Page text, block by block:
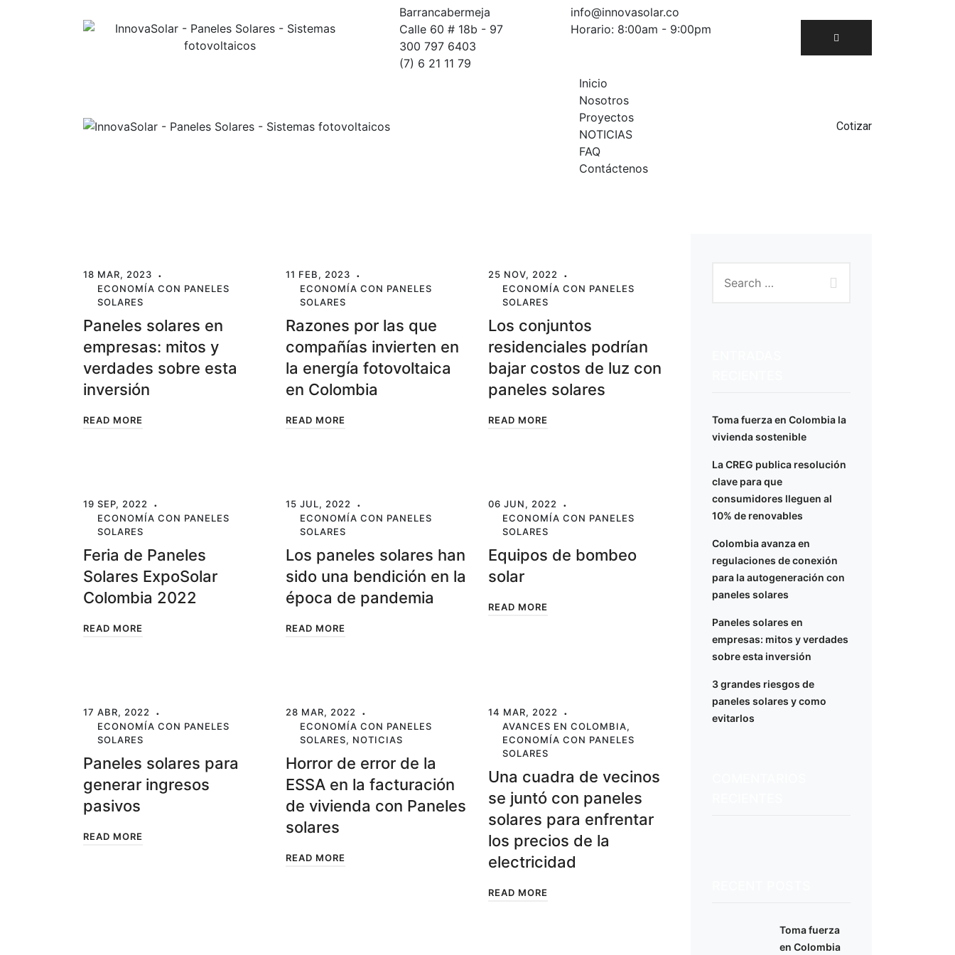
Barrancabermeja
Calle 60 # 18b - 97
info@innovasolar.co
Horario: 8:00am - 9:00pm
300 797 6403
(7) 6 21 11 79
Inicio
Nosotros
Proyectos
NOTICIAS
FAQ
Contáctenos
Cotizar
18 MAR, 2023
ECONOMÍA CON PANELES
SOLARES
Paneles solares en
empresas: mitos y
verdades sobre esta
inversión
READ MORE
11 FEB, 2023
ECONOMÍA CON PANELES
SOLARES
Razones por las que
compañías invierten en
la energía fotovoltaica
en Colombia
READ MORE
25 NOV, 2022
ECONOMÍA CON PANELES
SOLARES
Los conjuntos
residenciales podrían
bajar costos de luz con
paneles solares
READ MORE
19 SEP, 2022
ECONOMÍA CON PANELES
SOLARES
Feria de Paneles
Solares ExpoSolar
Colombia 2022
READ MORE
15 JUL, 2022
ECONOMÍA CON PANELES
SOLARES
Los paneles solares han
sido una bendición en la
época de pandemia
READ MORE
06 JUN, 2022
ECONOMÍA CON PANELES
SOLARES
Equipos de bombeo
solar
READ MORE
17 ABR, 2022
ECONOMÍA CON PANELES
SOLARES
Paneles solares para
generar ingresos
pasivos
READ MORE
28 MAR, 2022
ECONOMÍA CON PANELES
SOLARES, NOTICIAS
Horror de error de la
ESSA en la facturación
de vivienda con Paneles
solares
READ MORE
14 MAR, 2022
AVANCES EN COLOMBIA,
ECONOMÍA CON PANELES
SOLARES
Una cuadra de vecinos
se juntó con paneles
solares para enfrentar
los precios de la
electricidad
READ MORE
Toma fuerza en Colombia la
vivienda sostenible
La CREG publica resolución
clave para que
consumidores lleguen al
10% de renovables
Colombia avanza en
regulaciones de conexión
para la autogeneración con
paneles solares
Paneles solares en
empresas: mitos y verdades
sobre esta inversión
3 grandes riesgos de
paneles solares y como
evitarlos
Toma fuerza
en Colombia